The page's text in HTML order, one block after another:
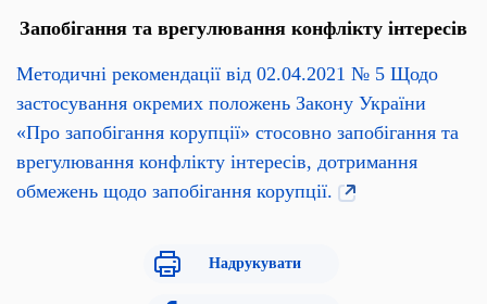
Запобігання та врегулювання конфлікту інтересів
Методичні рекомендації від 02.04.2021 № 5 Щодо
застосування окремих положень Закону України
«Про запобігання корупції» стосовно запобігання та
врегулювання конфлікту інтересів, дотримання
обмежень щодо запобігання корупції.
Надрукувати